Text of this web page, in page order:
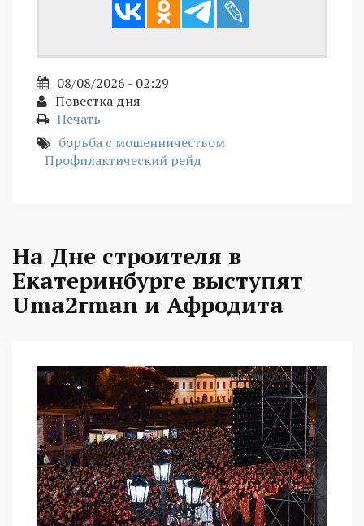
08/08/2026 - 02:29
Повестка дня
Печать
борьба с мошенничеством
Профилактический рейд
На Дне строителя в
Екатеринбурге выступят
Uma2rman и Афродита